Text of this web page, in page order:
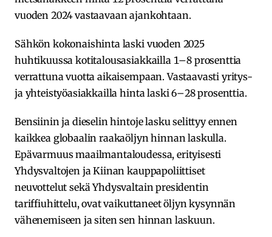
vuoden 2024 vastaavaan ajankohtaan.
Sähkön kokonaishinta laski vuoden 2025
huhtikuussa kotitalousasiakkailla 1–8 prosenttia
verrattuna vuotta aikaisempaan. Vastaavasti yritys-
ja yhteistyöasiakkailla hinta laski 6–28 prosenttia.
Bensiinin ja dieselin hintoje lasku selittyy ennen
kaikkea globaalin raakaöljyn hinnan laskulla.
Epävarmuus maailmantaloudessa, erityisesti
Yhdysvaltojen ja Kiinan kauppapoliittiset
neuvottelut sekä Yhdysvaltain presidentin
tariffiuhittelu, ovat vaikuttaneet öljyn kysynnän
vähenemiseen ja siten sen hinnan laskuun.